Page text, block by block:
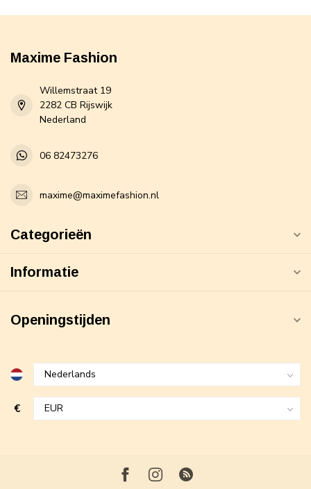
Maxime Fashion
Willemstraat 19
2282 CB Rijswijk
Nederland
06 82473276
maxime@maximefashion.nl
Categorieën
Informatie
Openingstijden
€